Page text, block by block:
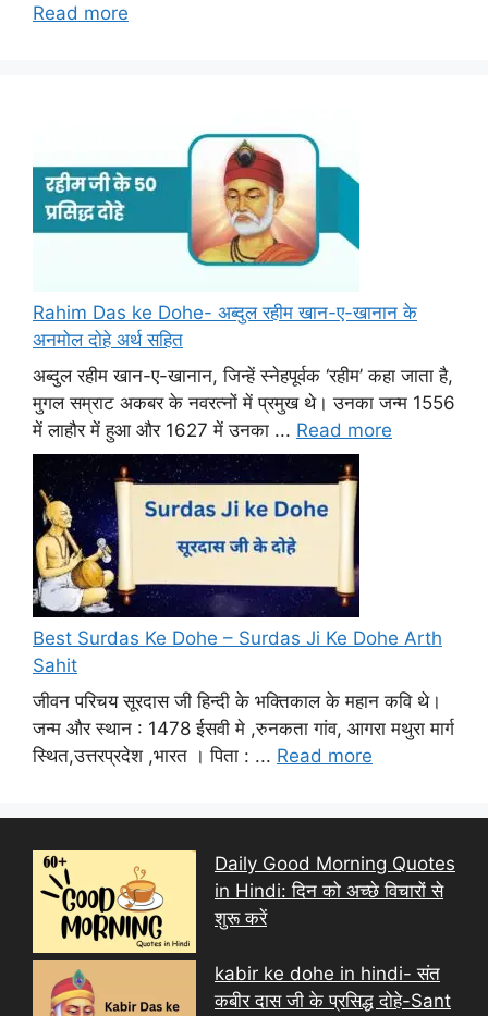
Read more
Rahim Das ke Dohe- अब्दुल रहीम खान-ए-खानान के
अनमोल दोहे अर्थ सहित
अब्दुल रहीम खान-ए-खानान, जिन्हें स्नेहपूर्वक ‘रहीम’ कहा जाता है,
मुगल सम्राट अकबर के नवरत्नों में प्रमुख थे। उनका जन्म 1556
में लाहौर में हुआ और 1627 में उनका ... Read more
Best Surdas Ke Dohe – Surdas Ji Ke Dohe Arth
Sahit
जीवन परिचय सूरदास जी हिन्दी के भक्तिकाल के महान कवि थे।
जन्म और स्थान : 1478 ईसवी मे ,रुनकता गांव, आगरा मथुरा मार्ग
स्थित,उत्तरप्रदेश ,भारत । पिता : ... Read more
Daily Good Morning Quotes
in Hindi: दिन को अच्छे विचारों से
शुरू करें
kabir ke dohe in hindi- संत
कबीर दास जी के प्रसिद्ध दोहे-Sant